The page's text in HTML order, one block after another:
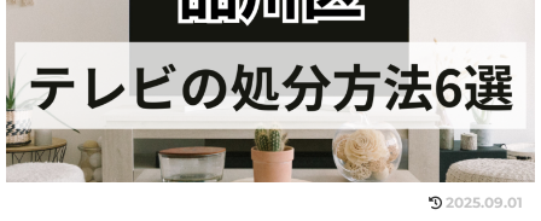
2025.09.01